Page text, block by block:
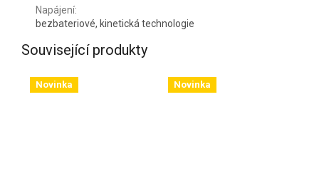
Napájení:
bezbateriové, kinetická technologie
Související produkty
Novinka Novinka